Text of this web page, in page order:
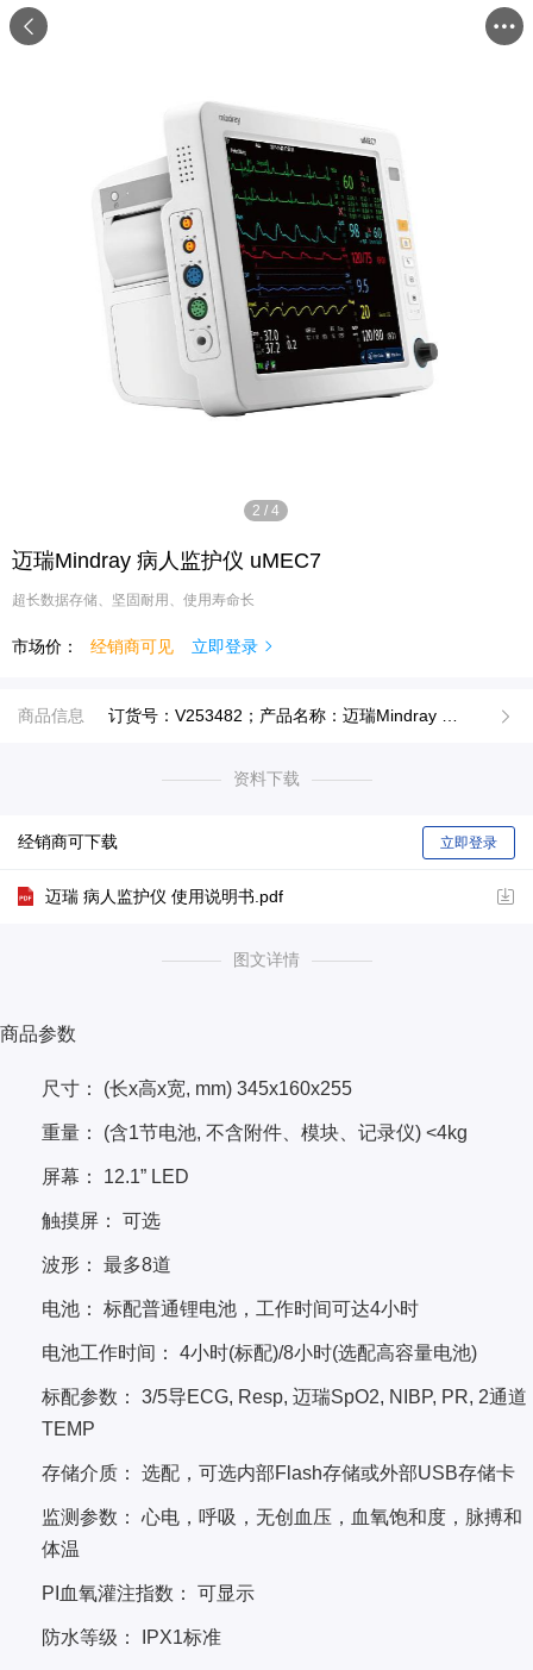
2 / 4
迈瑞Mindray 病人监护仪 uMEC7
超长数据存储、坚固耐用、使用寿命长
市场价： 经销商可见 立即登录
商品信息
资料下载
经销商可下载 立即登录
迈瑞 病人监护仪 使用说明书.pdf
图文详情
商品参数
尺寸： (长x高x宽, mm) 345x160x255
重量： (含1节电池, 不含附件、模块、记录仪) <4kg
屏幕： 12.1” LED
触摸屏： 可选
波形： 最多8道
电池： 标配普通锂电池，工作时间可达4小时
电池工作时间： 4小时(标配)/8小时(选配高容量电池)
标配参数： 3/5导ECG, Resp, 迈瑞SpO2, NIBP, PR, 2通道
TEMP
存储介质： 选配，可选内部Flash存储或外部USB存储卡
监测参数： 心电，呼吸，无创血压，血氧饱和度，脉搏和
体温
PI血氧灌注指数： 可显示
防水等级： IPX1标准